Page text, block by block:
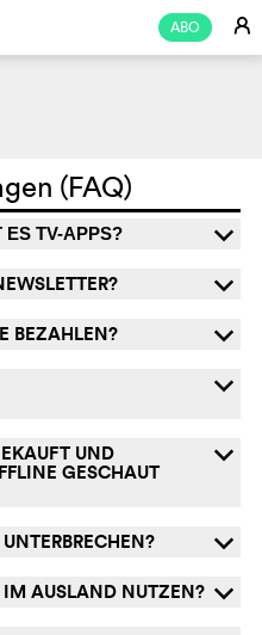
ABO E
(FAQ)
q
ES TV-APPS?
q
q
BEZAHLEN?
q
q
UND
GESCHAUT
q
q
AUSLAND NUTZEN?